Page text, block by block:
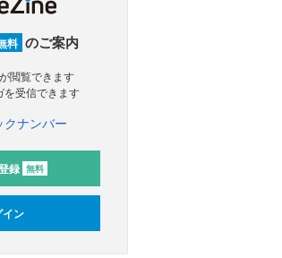
料 のご案内
閲覧できます
を受信できます
クナンバー
録 無料
イン